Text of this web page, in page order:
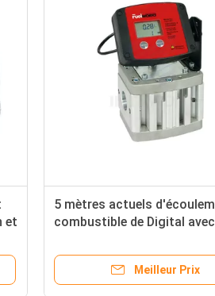
et
5 mètres actuels
combustible de Digital
435psi/30bar
Meilleur Prix